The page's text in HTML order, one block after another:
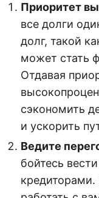
Приоритет
все долги
долг, такой
может стать
Отдавая
сэкономить
и ускорить
Ведите
бойтесь